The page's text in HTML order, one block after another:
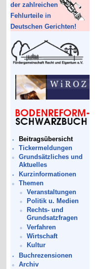
der zahlreichen
Fehlurteile in
Deutschen Gerichten!
Beitragsübersicht
Tickermeldungen
Grundsätzliches und
Aktuelles
Kurzinformationen
Themen
Veranstaltungen
Politik u. Medien
Rechts- und
Grundsatzfragen
Verfahren
Wirtschaft
Kultur
Buchrezensionen
Archiv